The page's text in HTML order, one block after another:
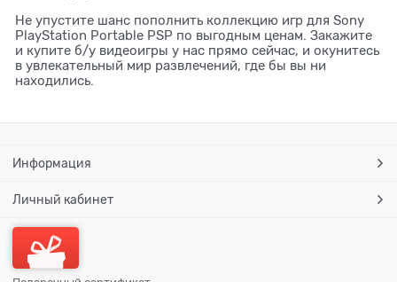
Не упустите шанс пополнить коллекцию игр для Sony
PlayStation Portable PSP по выгодным ценам. Закажите
и купите б/у видеоигры у нас прямо сейчас, и окунитесь
в увлекательный мир развлечений, где бы вы ни
находились.
Информация
Личный кабинет